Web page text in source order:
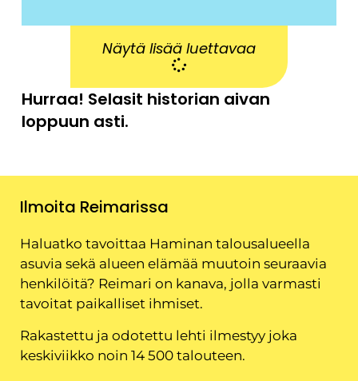
Näytä lisää luettavaa
Hurraa! Selasit historian aivan
loppuun asti.
Ilmoita Reimarissa
Haluatko tavoittaa Haminan talousalueella
asuvia sekä alueen elämää muutoin seuraavia
henkilöitä? Reimari on kanava, jolla varmasti
tavoitat paikalliset ihmiset.
Rakastettu ja odotettu lehti ilmestyy joka
keskiviikko noin 14 500 talouteen.